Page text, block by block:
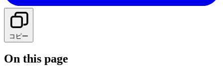
コピー
On this page